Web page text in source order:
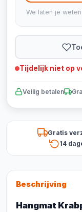
We laten je
Tijdelijk niet op
Veilig betalen
Gratis
14
Beschrijving
Hangmat